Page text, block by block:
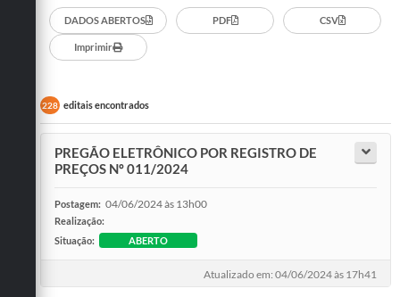
Secretarias
Transparência
Cadastro Cultural Lei Paulo Gustavo
Obras
Carta de Serviços
Audiências Públicas
DADOS ABERTOS PDF CSV
Imprimir
228 editais encontrados
PREGÃO ELETRÔNICO POR REGISTRO DE
PREÇOS Nº 011/2024
Postagem: 04/06/2024 às 13h00
Realização:
Situação:
ABERTO
Atualizado em: 04/06/2024 às 17h41